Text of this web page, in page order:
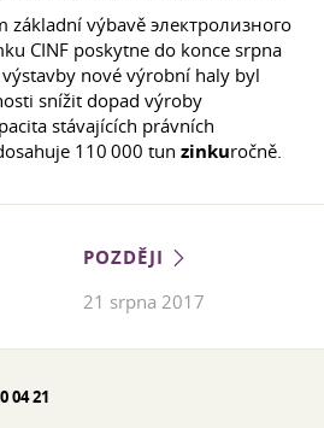
základní výbavě электролизного
CINF poskytne do konce srpna
nové výrobní haly byl
snížit dopad výroby
stávajících právních
110 000 tun zinkuročně.
POZDĚJI
21 srpna 2017
04 21